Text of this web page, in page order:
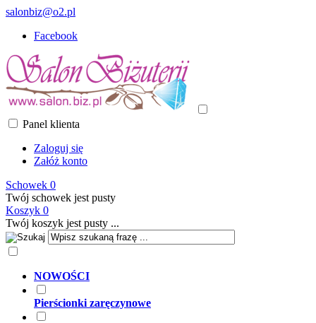
salonbiz@o2.pl
Facebook
Panel klienta
Zaloguj się
Załóż konto
Schowek 0
Twój schowek jest pusty
Koszyk 0
Twój koszyk jest pusty ...
NOWOŚCI
Pierścionki zaręczynowe